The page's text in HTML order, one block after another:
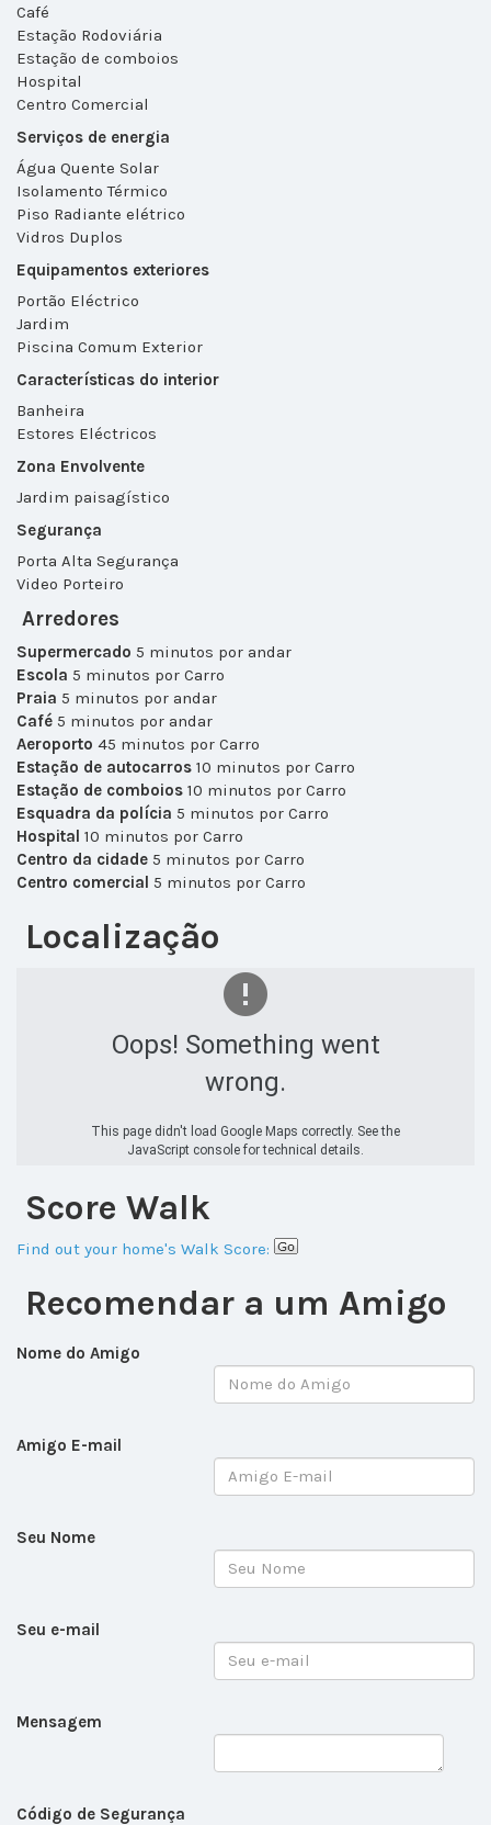
Café
Estação Rodoviária
Estação de comboios
Hospital
Centro Comercial
Serviços de energia
Água Quente Solar
Isolamento Térmico
Piso Radiante elétrico
Vidros Duplos
Equipamentos exteriores
Portão Eléctrico
Jardim
Piscina Comum Exterior
Características do interior
Banheira
Estores Eléctricos
Zona Envolvente
Jardim paisagístico
Segurança
Porta Alta Segurança
Video Porteiro
Arredores
Supermercado 5 minutos por andar
Escola 5 minutos por Carro
Praia 5 minutos por andar
Café 5 minutos por andar
Aeroporto 45 minutos por Carro
Estação de autocarros 10 minutos por Carro
Estação de comboios 10 minutos por Carro
Esquadra da polícia 5 minutos por Carro
Hospital 10 minutos por Carro
Centro da cidade 5 minutos por Carro
Centro comercial 5 minutos por Carro
Localização
Oops! Something went
wrong.
This page didn't load Google Maps correctly. See the
JavaScript console for technical details.
Score Walk
Find out your home's Walk Score:
Recomendar a um Amigo
Nome do Amigo
Amigo E-mail
Seu Nome
Seu e-mail
Mensagem
Código de Segurança